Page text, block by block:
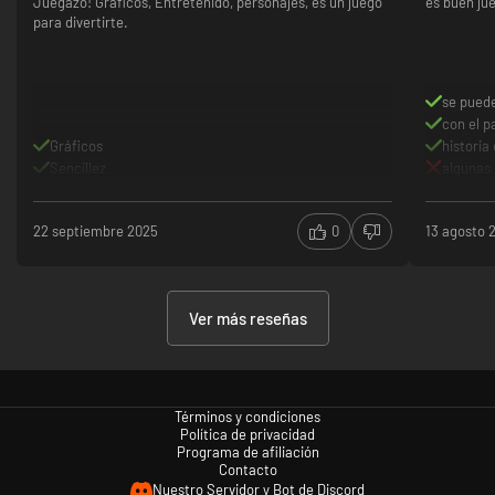
para divertirte.
Gráficos
22 septiembre 2025 0
se
con el
historia
13 agosto
Ver más reseñas
Términos y condiciones
Política de privacidad
Programa de afiliación
Contacto
Nuestro Servidor y Bot de Discord